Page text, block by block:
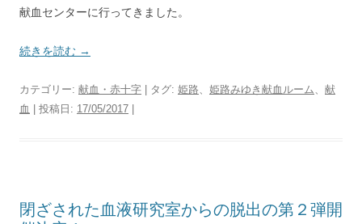
献血センターに行ってきました。
続きを読む →
カテゴリー: 献血・赤十字 | タグ: 姫路、 姫路みゆき献血ルーム、 献
血
| 投稿日: 17/05/2017
閉ざされた血液研究室からの脱出の第２弾開